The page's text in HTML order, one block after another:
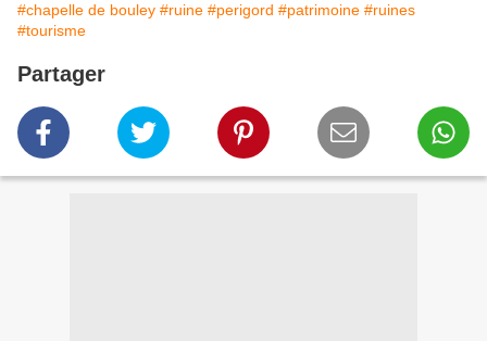
#chapelle de bouley #ruine #perigord #patrimoine #ruines
#tourisme
Partager